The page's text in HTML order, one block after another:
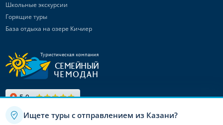
Ищете туры с отправлением из Казани?
Школьные экскурсии
Горящие туры
База отдыха на озере Кичиер
Туристическая компания
СЕМЕЙНЫЙ
ЧЕМОДАН